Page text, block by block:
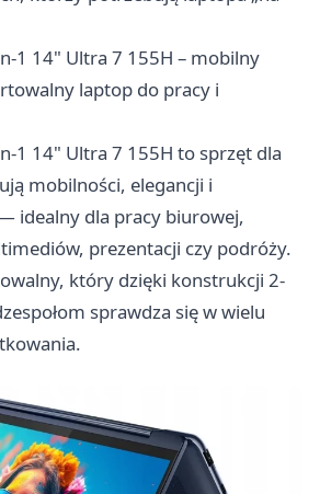
1 14" Ultra 7 155H – mobilny
laptop do pracy i
1 14" Ultra 7 155H to sprzęt dla
mobilności, elegancji i
idealny dla pracy biurowej,
prezentacji czy podróży.
który dzięki konstrukcji 2-
sprawdza się w wielu